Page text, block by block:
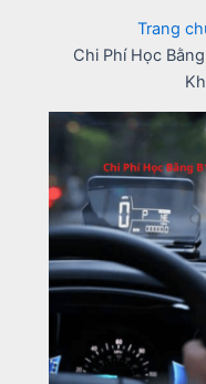
Trang
Chi Phí Học